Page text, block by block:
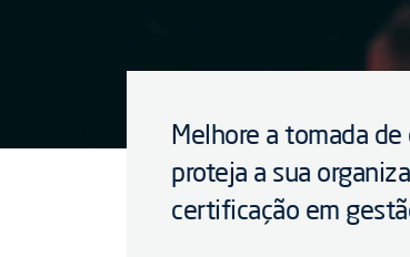
Melhore a tomada
proteja a sua
certificação em